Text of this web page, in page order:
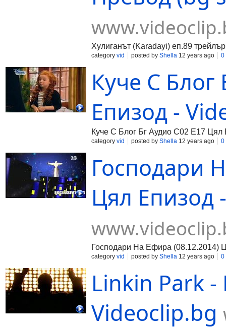
Хулиганът (Karadayi) еп.89
category vid posted by Shella 12 years ago 0
Куче С
Епизод -
Куче С Блог Бг Аудио С02 Е17 Цял
category vid posted by Shella 12 years ago 0
Господари
Цял Епизод
Господари На Ефира (08.12.2014)
category vid posted by Shella 12 years ago 0
Linkin Park
Videoclip.bg